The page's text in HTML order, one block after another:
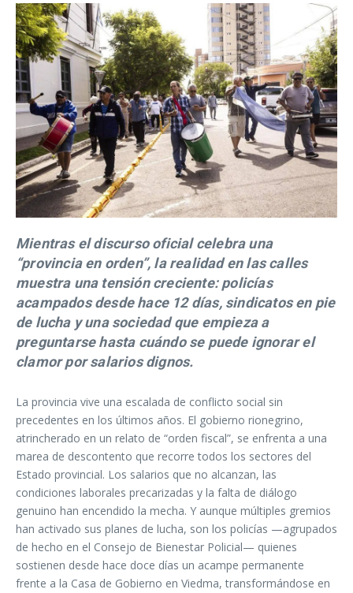
Mientras el discurso oficial celebra una
“provincia en orden”, la realidad en las calles
muestra una tensión creciente: policías
acampados desde hace 12 días, sindicatos en pie
de lucha y una sociedad que empieza a
preguntarse hasta cuándo se puede ignorar el
clamor por salarios dignos.
La provincia vive una escalada de conflicto social sin
precedentes en los últimos años. El gobierno rionegrino,
atrincherado en un relato de “orden fiscal”, se enfrenta a una
marea de descontento que recorre todos los sectores del
Estado provincial. Los salarios que no alcanzan, las
condiciones laborales precarizadas y la falta de diálogo
genuino han encendido la mecha. Y aunque múltiples gremios
han activado sus planes de lucha, son los policías —agrupados
de hecho en el Consejo de Bienestar Policial— quienes
sostienen desde hace doce días un acampe permanente
frente a la Casa de Gobierno en Viedma, transformándose en